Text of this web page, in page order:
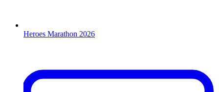
Heroes Marathon 2026